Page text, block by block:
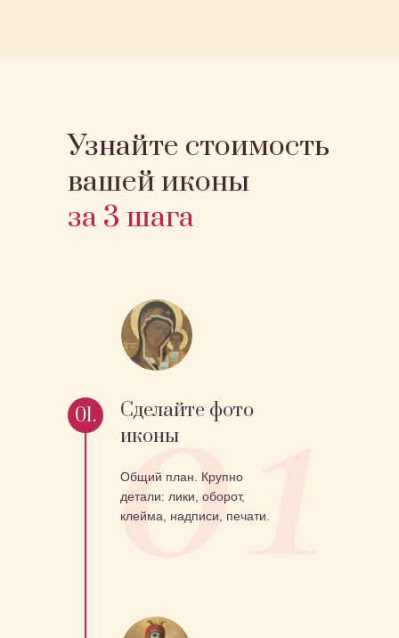
Узнайте стоимость
вашей иконы
за 3 шага
Сделайте фото
иконы
01.
Общий план. Крупно
детали: лики, оборот,
клейма, надписи, печати.